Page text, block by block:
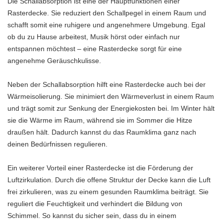
Rasterdecke. Sie reduziert den Schallpegel in einem Raum und
schafft somit eine ruhigere und angenehmere Umgebung. Egal
ob du zu Hause arbeitest, Musik hörst oder einfach nur
entspannen möchtest – eine Rasterdecke sorgt für eine
angenehme Geräuschkulisse.
Neben der Schallabsorption hilft eine Rasterdecke auch bei der
Wärmeisolierung. Sie minimiert den Wärmeverlust in einem Raum
und trägt somit zur Senkung der Energiekosten bei. Im Winter hält
sie die Wärme im Raum, während sie im Sommer die Hitze
draußen hält. Dadurch kannst du das Raumklima ganz nach
deinen Bedürfnissen regulieren.
Ein weiterer Vorteil einer Rasterdecke ist die Förderung der
Luftzirkulation. Durch die offene Struktur der Decke kann die Luft
frei zirkulieren, was zu einem gesunden Raumklima beiträgt. Sie
reguliert die Feuchtigkeit und verhindert die Bildung von
Schimmel. So kannst du sicher sein, dass du in einem